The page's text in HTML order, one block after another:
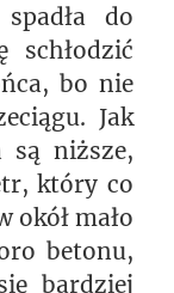
do
schłodzić
bo nie
Jak
są niższe,
który co
okół mało
betonu,
bardziej